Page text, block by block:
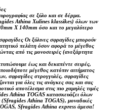
σε ξύλο και σε δέρμα.
Athina Xulines klassikes) όλων των
X 140mm όσο και το μεγαλύτερο
Οι ξύλινες σφραγίδες μπορούν
πελάτη όσον αφορά το μέγεθος
από τις μονοσειρές (ανεξάρτητα
έως και δεκαπέντε σειρές,
μέγεθος κατόπιν αιτήματος
σφραγίδες στρογγυλές, σφραγίδες
για όλες τις ανάγκες σας και σας
αποτέλεσμα στις πιο χαμηλές τιμές
Athina TOGAS κατασκευάζει όλων
(Sfragides Athina TOGAS), μοναδικές
Sfragides Athina express άμεσα!